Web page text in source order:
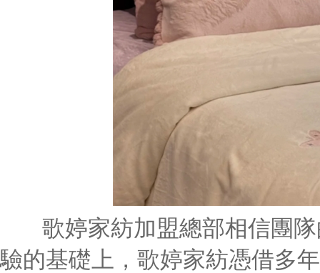
歌婷家紡加盟總部相信團
驗的基礎上，歌婷家紡憑借多